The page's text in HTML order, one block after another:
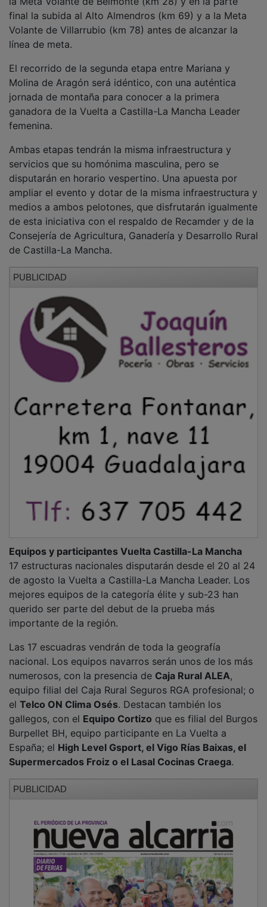
final la subida al Alto Almendros (km 69) y a la Meta
Volante de Villarrubio (km 78) antes de alcanzar la
línea de meta.
Molina de Aragón será idéntico, con una auténtica
jornada de montaña para conocer a la primera
ganadora de la Vuelta a Castilla-La Mancha Leader
femenina.
servicios que su homónima masculina, pero se
disputarán en horario vespertino. Una apuesta por
ampliar el evento y dotar de la misma infraestructura y
medios a ambos pelotones, que disfrutarán igualmente
de esta iniciativa con el respaldo de Recamder y de la
Consejería de Agricultura, Ganadería y Desarrollo Rural
de Castilla-La Mancha.
17 estructuras nacionales disputarán desde el 20 al 24
de agosto la Vuelta a Castilla-La Mancha Leader. Los
mejores equipos de la categoría élite y sub-23 han
querido ser parte del debut de la prueba más
importante de la región.
nacional. Los equipos navarros serán unos de los más
numerosos, con la presencia deCaja Rural ALEA,
equipo filial del Caja Rural Seguros RGA profesional; o
elTelco ON Clima Osés . Destacan también los
gallegos, con elEquipo Cortizoque es filial del Burgos
Burpellet BH, equipo participante en La Vuelta a
España; elHigh Level Gsport, el Vigo Rías Baixas, el
Supermercados Froiz o el Lasal Cocinas Craega.